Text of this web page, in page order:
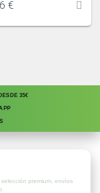
€
35€
premium, envíos